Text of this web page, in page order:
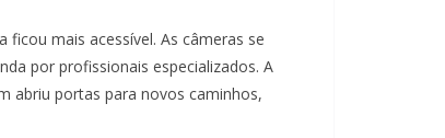
mais acessível. As câmeras se
por profissionais especializados. A
abriu portas para novos caminhos,